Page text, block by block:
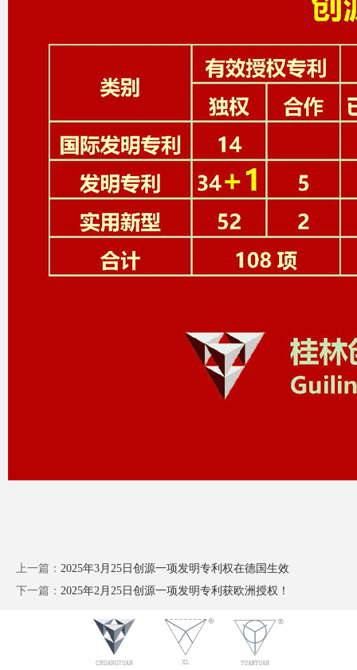
上一篇： 2025年3月25日创源一项发明专利权在德国生效
下一篇： 2025年2月25日创源一项发明专利获欧洲授权！